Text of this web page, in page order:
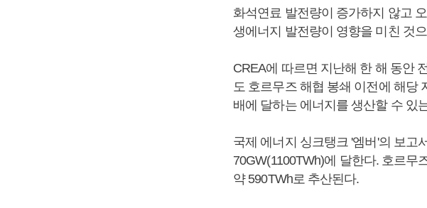
화석연료 발전량이 증가하지 않고
생에너지 발전량이 영향을 미친 것
CREA에 따르면 지난해 한 해 동안
도 호르무즈 해협 봉쇄 이전에 해당
배에 달하는 에너지를 생산할 수 있
국제 에너지 싱크탱크 '엠버'의 보고
70GW(1100TWh)에 달한다. 호르무
약 590TWh로 추산된다.